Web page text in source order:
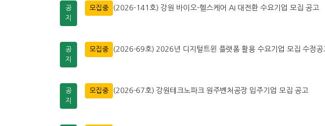
공
지
모집중 (2026-141호) 강원 바이오-헬스케어 AI 대전환 수요기업 모집 공고
공
지
모집중 (2026-69호) 2026년 디지털트윈 플랫폼 활용 수요기업 모집 수정공
공
지
모집중 (2026-67호) 강원테크노파크 원주벤처공장 입주기업 모집 공고